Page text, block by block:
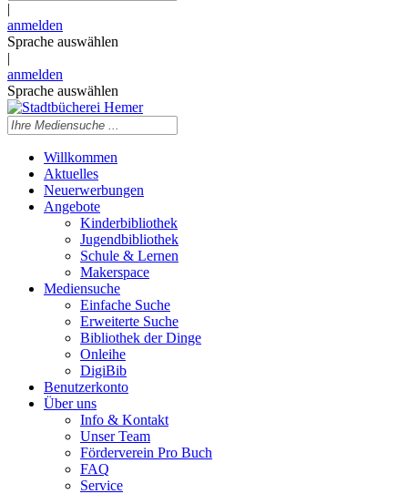
|
anmelden
Sprache auswählen
|
anmelden
Sprache auswählen
Willkommen
Aktuelles
Neuerwerbungen
Angebote
Kinderbibliothek
Jugendbibliothek
Schule & Lernen
Makerspace
Mediensuche
Einfache Suche
Erweiterte Suche
Bibliothek der Dinge
Onleihe
DigiBib
Benutzerkonto
Über uns
Info & Kontakt
Unser Team
Förderverein Pro Buch
FAQ
Service